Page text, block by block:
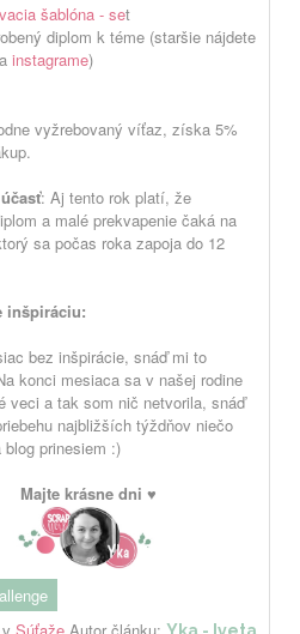
šablóna - set
diplom k téme (staršie nájdete
instagrame)
vyžrebovaný víťaz, získa 5%
: Aj tento rok platí, že
a malé prekvapenie čaká na
sa počas roka zapoja do 12
inšpiráciu:
bez inšpirácie, snáď mi to
konci mesiaca sa v našej rodine
veci a tak som nič netvorila, snáď
najbližších týždňov niečo
blog prinesiem :)
Majte krásne dni ♥